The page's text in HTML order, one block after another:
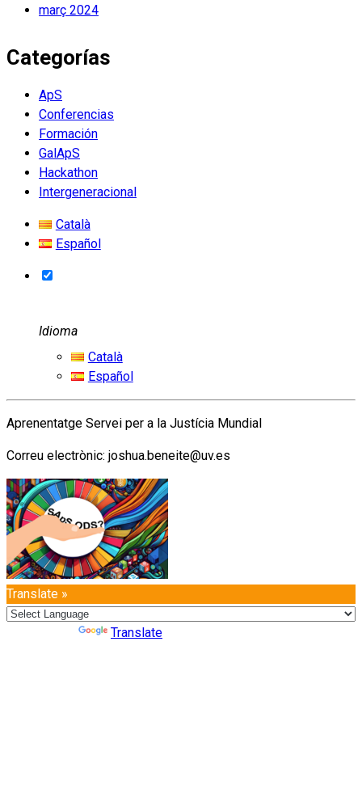
març 2024
Categorías
ApS
Conferencias
Formación
GalApS
Hackathon
Intergeneracional
Català
Español
Idioma
Català
Español
Aprenentatge Servei per a la Justícia Mundial
Correu electrònic: joshua.beneite@uv.es
Translate »
Translate